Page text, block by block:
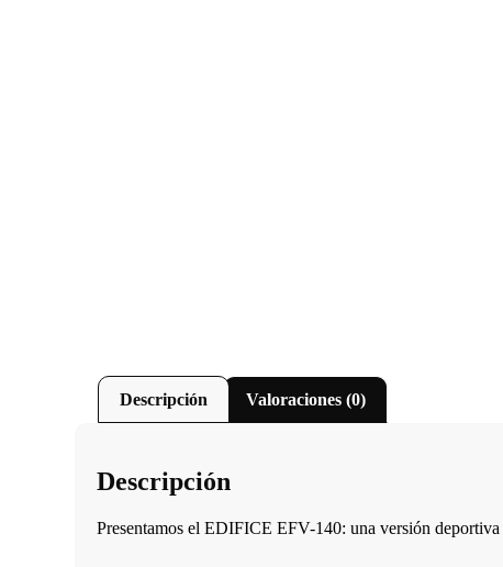
Descripción Valoraciones (0)
Descripción
Presentamos el EDIFICE EFV-140: una versión